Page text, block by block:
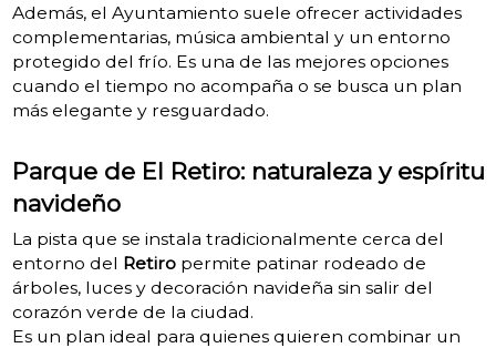
Además, el Ayuntamiento suele ofrecer actividades
complementarias, música ambiental y un entorno
protegido del frío. Es una de las mejores opciones
cuando el tiempo no acompaña o se busca un plan
más elegante y resguardado.
Parque de El Retiro: naturaleza y espíritu
navideño
La pista que se instala tradicionalmente cerca del
entorno del Retiropermite patinar rodeado de
árboles, luces y decoración navideña sin salir del
corazón verde de la ciudad.
Es un plan ideal para quienes quieren combinar un